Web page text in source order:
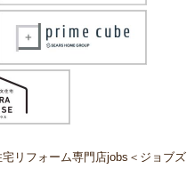
リフォーム専門店jobs＜ジョブズ